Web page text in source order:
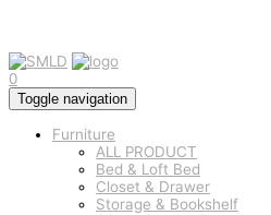
0
Toggle navigation
Furniture
ALL PRODUCT
Bed & Loft Bed
Closet & Drawer
Storage & Bookshelf